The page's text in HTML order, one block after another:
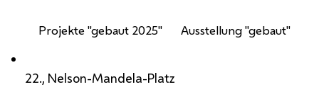
Projekte "gebaut 2025" Ausstellung "gebaut"
22., Nelson-Mandela-Platz